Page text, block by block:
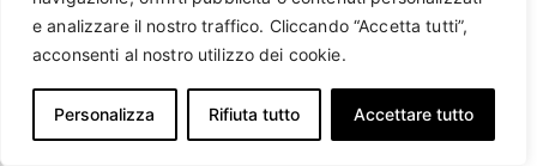
e analizzare il nostro traffico. Cliccando “Accetta tutti”,
acconsenti al nostro utilizzo dei cookie.
Personalizza Rifiuta tutto Accettare tutto
Filantropia in Valle d’Aosta
Servizio Volontariato della Regione Valle d’Aosta